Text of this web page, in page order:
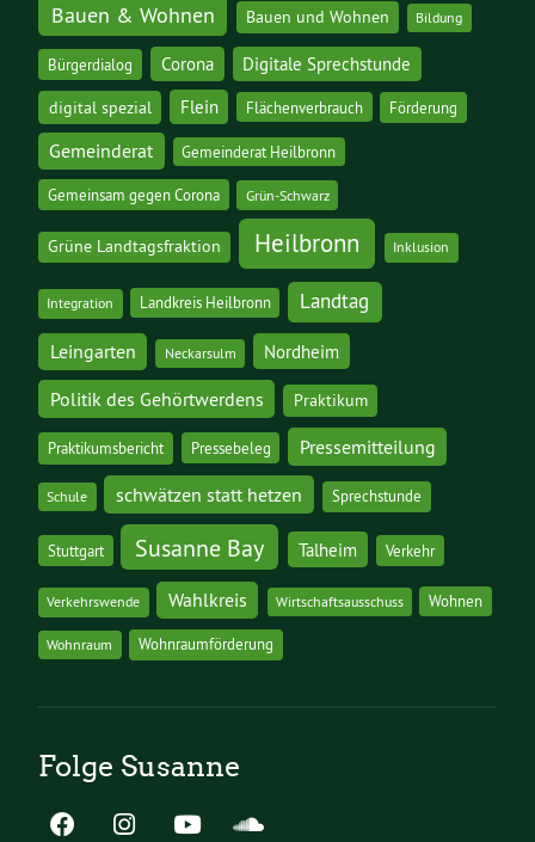
Bauen & Wohnen Bauen und Wohnen Bildung
Bürgerdialog Corona Digitale Sprechstunde
digital spezial Flein Flächenverbrauch Förderung
Gemeinderat Gemeinderat Heilbronn
Gemeinsam gegen Corona Grün-Schwarz
Grüne Landtagsfraktion Heilbronn Inklusion
Integration Landkreis Heilbronn Landtag
Leingarten Neckarsulm Nordheim
Politik des Gehörtwerdens Praktikum
Praktikumsbericht Pressebeleg Pressemitteilung
Schule schwätzen statt hetzen Sprechstunde
Stuttgart Susanne Bay Talheim Verkehr
Verkehrswende Wahlkreis Wirtschaftsausschuss Wohnen
Wohnraum Wohnraumförderung
Folge Susanne